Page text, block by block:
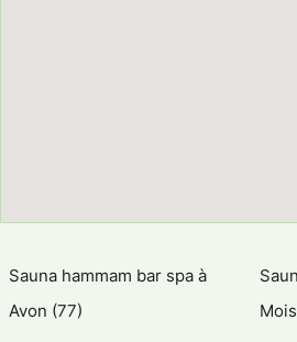
Sauna hammam bar spa à
Avon (77)